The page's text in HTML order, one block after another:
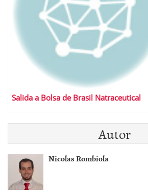
Salida a Bolsa de Brasil Natraceutical
Autor
Nicolas Rombiola